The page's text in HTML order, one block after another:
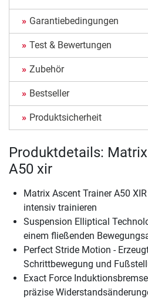
Garantiebedingungen
Test & Bewertungen
Zubehör
Bestseller
Produktsicherheit
Produktdetails:
A50 xir
Matrix Ascent Trainer A50
intensiv trainieren
Suspension Elliptical
einem fließenden
Perfect Stride Motion -
Schrittbewegung und
Exact Force
präzise